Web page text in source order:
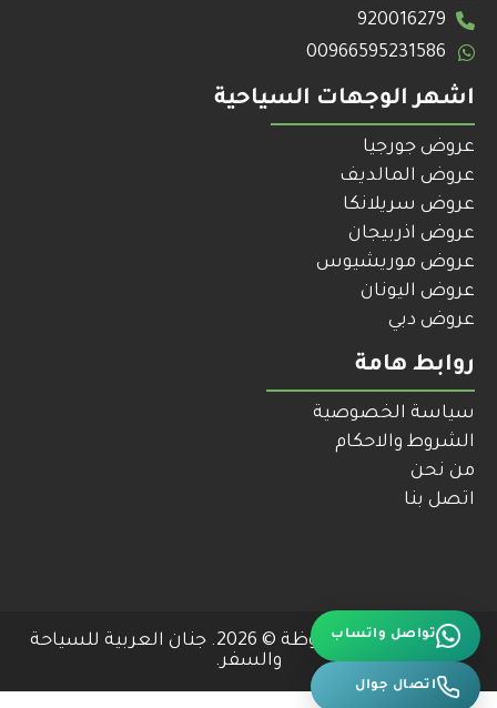
920016279
00966595231586
اشهر الوجهات السياحية
عروض جورجيا
عروض المالديف
عروض سريلانكا
عروض اذربيجان
عروض موريشيوس
عروض اليونان
عروض دبي
روابط هامة
سياسة الخصوصية
الشروط والاحكام
من نحن
اتصل بنا
جميع الحقوق محفوظة © 2026. جنان العربية للسياحة
والسفر.
تواصل واتساب
اتصال جوال